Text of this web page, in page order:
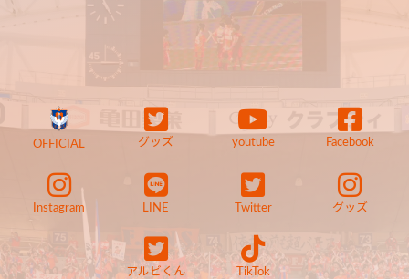
OFFICIAL グッズ youtube Facebook
Instagram LINE Twitter グッズ
アルビくん TikTok